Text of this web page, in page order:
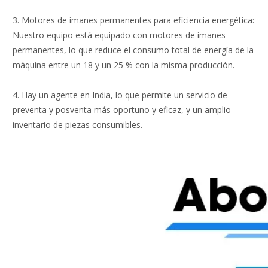
3. Motores de imanes permanentes para eficiencia energética:
Nuestro equipo está equipado con motores de imanes
permanentes, lo que reduce el consumo total de energía de la
máquina entre un 18 y un 25 % con la misma producción.
4. Hay un agente en India, lo que permite un servicio de
preventa y posventa más oportuno y eficaz, y un amplio
inventario de piezas consumibles.